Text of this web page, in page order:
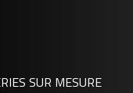
SUR MESURE